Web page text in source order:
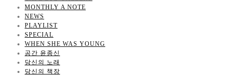
MONTHLY A NOTE
NEWS
PLAYLIST
SPECIAL
WHEN SHE WAS YOUNG
공간 윤종신
당신의 노래
당신의 책장